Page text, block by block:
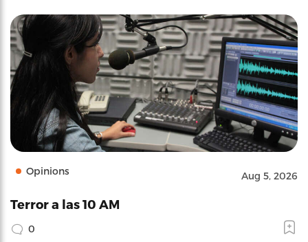
Opinions Aug 5, 2026
Terror a las 10 AM
0